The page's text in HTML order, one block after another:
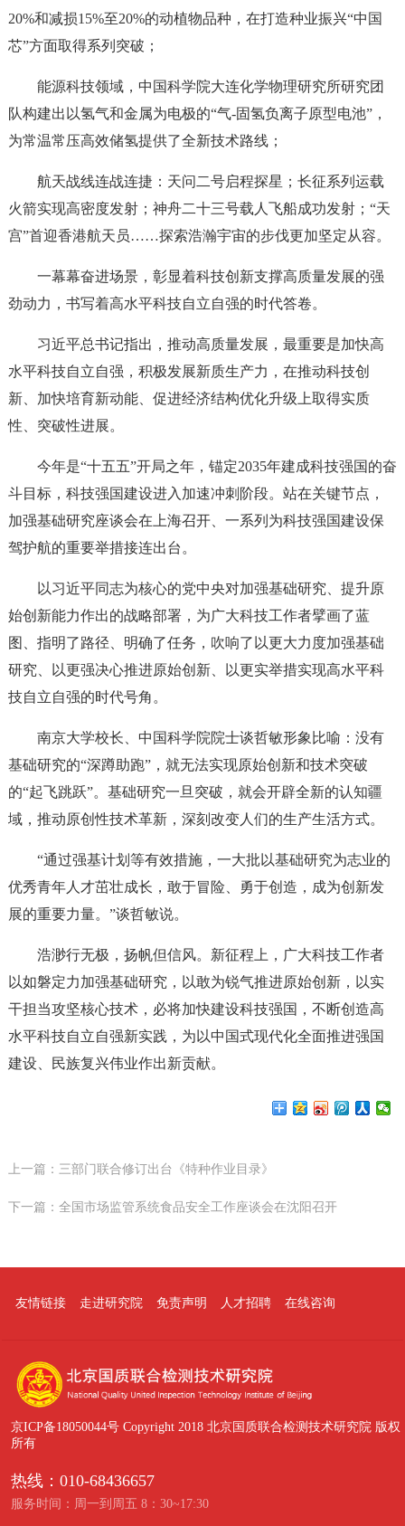
20%和减损15%至20%的动植物品种，在打造种业振兴“中国
芯”方面取得系列突破；
能源科技领域，中国科学院大连化学物理研究所研究团
队构建出以氢气和金属为电极的“气-固氢负离子原型电池”，
为常温常压高效储氢提供了全新技术路线；
航天战线连战连捷：天问二号启程探星；长征系列运载
火箭实现高密度发射；神舟二十三号载人飞船成功发射；“天
宫”首迎香港航天员……探索浩瀚宇宙的步伐更加坚定从容。
一幕幕奋进场景，彰显着科技创新支撑高质量发展的强
劲动力，书写着高水平科技自立自强的时代答卷。
习近平总书记指出，推动高质量发展，最重要是加快高
水平科技自立自强，积极发展新质生产力，在推动科技创
新、加快培育新动能、促进经济结构优化升级上取得实质
性、突破性进展。
今年是“十五五”开局之年，锚定2035年建成科技强国的奋
斗目标，科技强国建设进入加速冲刺阶段。站在关键节点，
加强基础研究座谈会在上海召开、一系列为科技强国建设保
驾护航的重要举措接连出台。
以习近平同志为核心的党中央对加强基础研究、提升原
始创新能力作出的战略部署，为广大科技工作者擘画了蓝
图、指明了路径、明确了任务，吹响了以更大力度加强基础
研究、以更强决心推进原始创新、以更实举措实现高水平科
技自立自强的时代号角。
南京大学校长、中国科学院院士谈哲敏形象比喻：没有
基础研究的“深蹲助跑”，就无法实现原始创新和技术突破
的“起飞跳跃”。基础研究一旦突破，就会开辟全新的认知疆
域，推动原创性技术革新，深刻改变人们的生产生活方式。
“通过强基计划等有效措施，一大批以基础研究为志业的
优秀青年人才茁壮成长，敢于冒险、勇于创造，成为创新发
展的重要力量。”谈哲敏说。
浩渺行无极，扬帆但信风。新征程上，广大科技工作者
以如磐定力加强基础研究，以敢为锐气推进原始创新，以实
干担当攻坚核心技术，必将加快建设科技强国，不断创造高
水平科技自立自强新实践，为以中国式现代化全面推进强国
建设、民族复兴伟业作出新贡献。
上一篇： 三部门联合修订出台《特种作业目录》
下一篇： 全国市场监管系统食品安全工作座谈会在沈阳召开
友情链接 走进研究院 免责声明 人才招聘 在线咨询
京ICP备18050044号 Copyright 2018 北京国质联合检测技术研究院 版权
所有
热线：010-68436657
服务时间：周一到周五 8：30~17:30